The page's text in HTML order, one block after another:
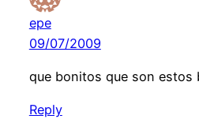
epe
09/07/2009
que bonitos que son estos
Reply